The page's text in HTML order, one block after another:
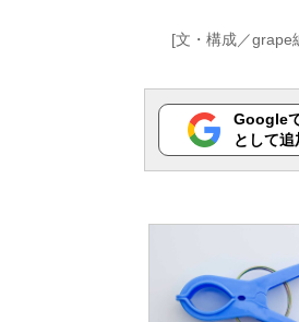
[文・構成／grape
Google
として追